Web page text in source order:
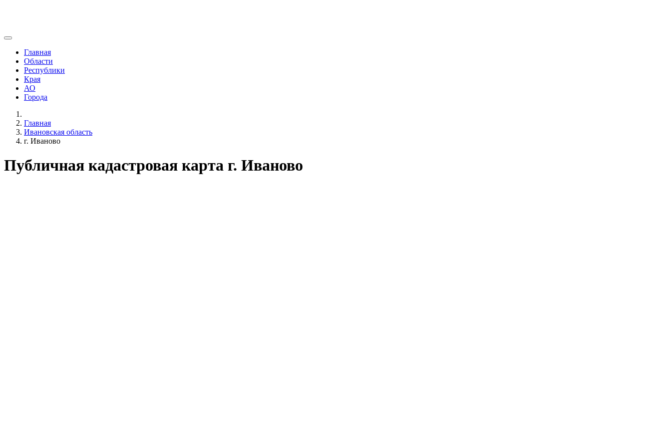
Главная
Области
Республики
Края
АО
Города
Главная
Ивановская область
г. Иваново
Публичная кадастровая карта г. Иваново